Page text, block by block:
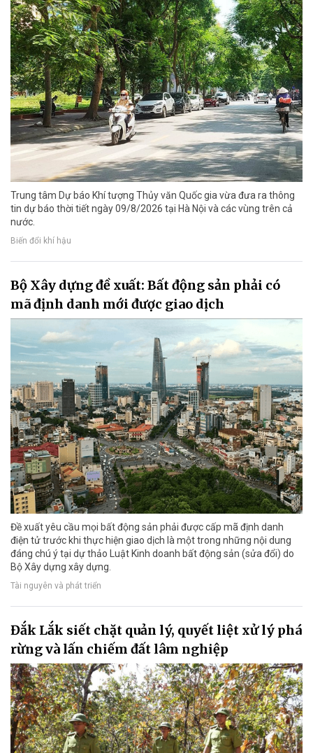
Trung tâm Dự báo Khí tượng Thủy văn Quốc gia vừa đưa ra thông
tin dự báo thời tiết ngày 09/8/2026 tại Hà Nội và các vùng trên cả
nước.
Biến đổi khí hậu
Bộ Xây dựng đề xuất: Bất động sản phải có
mã định danh mới được giao dịch
Đề xuất yêu cầu mọi bất động sản phải được cấp mã định danh
điện tử trước khi thực hiện giao dịch là một trong những nội dung
đáng chú ý tại dự thảo Luật Kinh doanh bất động sản (sửa đổi) do
Bộ Xây dựng xây dựng.
Tài nguyên và phát triển
Đắk Lắk siết chặt quản lý, quyết liệt xử lý phá
rừng và lấn chiếm đất lâm nghiệp